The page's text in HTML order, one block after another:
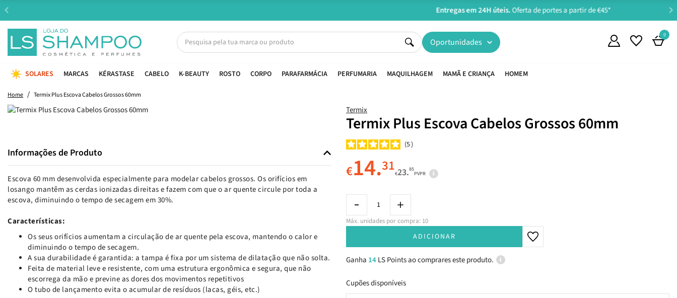
Oportunidades
0
SOLARES MARCAS KÉRASTASE CABELO K-BEAUTY ROSTO CORPO PARAFARMÁCIA PERFUMARIA MAQUILHAGEM MAMÃ E CRIANÇA HOMEM
Home Termix Plus Escova Cabelos Grossos 60mm
Informações de Produto
Escova 60 mm desenvolvida especialmente para modelar cabelos grossos. Os orifícios em
losango mantêm as cerdas ionizadas direitas e fazem com que o ar quente circule por toda a
escova, diminuindo o tempo de secagem em 30%.
Características:
Os seus orifícios aumentam a circulação de ar quente pela escova, mantendo o calor e
diminuindo o tempo de secagem.
A sua durabilidade é garantida: a tampa é fixa por um sistema de dilatação que não solta.
Feita de material leve e resistente, com uma estrutura ergonômica e segura, que não
escorrega da mão e previne as dores dos movimentos repetitivos
O tubo de lançamento evita o acumular de resíduos (lacas, géis, etc.)
Termix
Termix Plus Escova Cabelos Grossos 60mm
5
€14.31€23.85
PVPR
Máx. unidades por compra: 10
ADICIONAR
Ganha 14LS Points ao comprares este produto.
Cupões disponíveis